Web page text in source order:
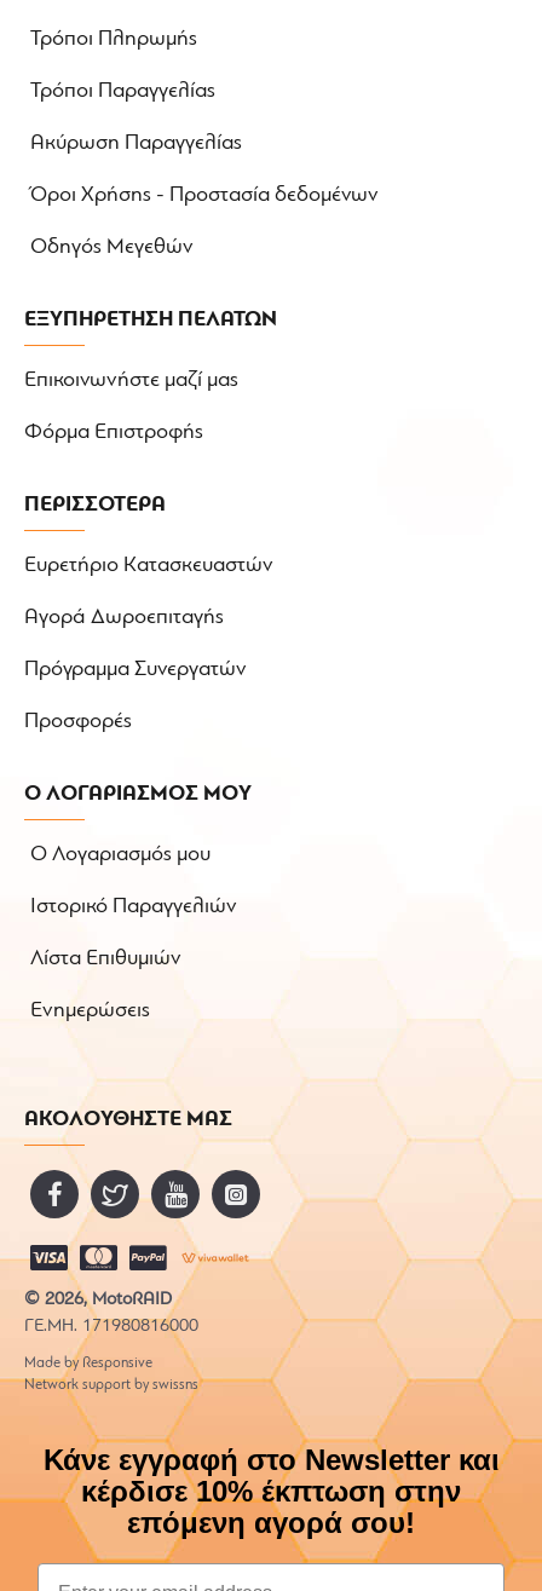
Τρόποι Πληρωμής
Τρόποι Παραγγελίας
Ακύρωση Παραγγελίας
Όροι Χρήσης - Προστασία δεδομένων
Οδηγός Μεγεθών
ΕΞΥΠΗΡΕΤΗΣΗ ΠΕΛΑΤΩΝ
Επικοινωνήστε μαζί μας
Φόρμα Επιστροφής
ΠΕΡΙΣΣΟΤΕΡΑ
Ευρετήριο Κατασκευαστών
Αγορά Δωροεπιταγής
Πρόγραμμα Συνεργατών
Προσφορές
Ο ΛΟΓΑΡΙΑΣΜΟΣ ΜΟΥ
Ο Λογαριασμός μου
Ιστορικό Παραγγελιών
Λίστα Επιθυμιών
Ενημερώσεις
ΑΚΟΛΟΥΘΗΣΤΕ ΜΑΣ
© 2026, MotoRAID
ΓΕ.ΜΗ. 171980816000
Made by Responsive
Network support by swissns
Κάνε εγγραφή στο Newsletter και
κέρδισε 10% έκπτωση στην
επόμενη αγορά σου!
Email